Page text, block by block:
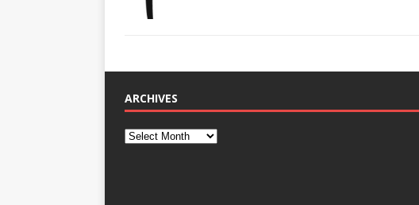
ARCHIVES